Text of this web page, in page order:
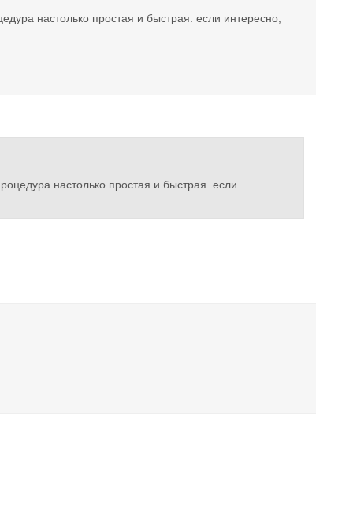
настолько простая и быстрая. если интересно,
настолько простая и быстрая. если